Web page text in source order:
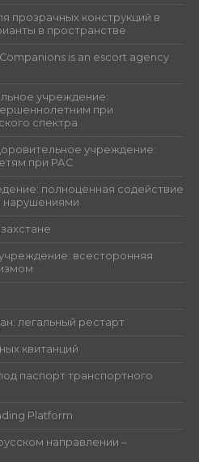
прозрачных конструкций в
в пространстве
is an escort agency
учреждение:
при
спектра
учреждение:
при РАС
полноценная содействие
нарушениями
всесторонняя
легальный рестарт
квитанций
паспорт транспортного
Platform
направлении –